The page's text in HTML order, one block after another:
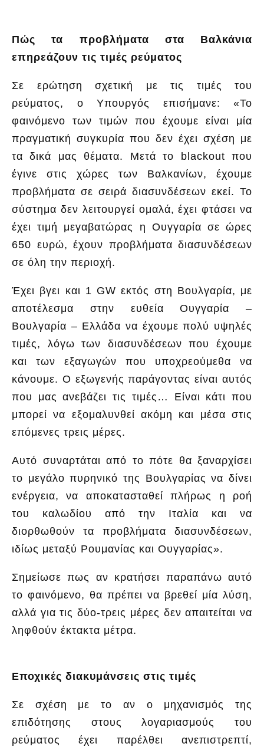
Πώς τα προβλήματα στα Βαλκάνια
επηρεάζουν τις τιμές ρεύματος
Σε ερώτηση σχετική με τις τιμές του
ρεύματος, ο Υπουργός επισήμανε: «Το
φαινόμενο των τιμών που έχουμε είναι μία
πραγματική συγκυρία που δεν έχει σχέση με
τα δικά μας θέματα. Μετά το blackout που
έγινε στις χώρες των Βαλκανίων, έχουμε
προβλήματα σε σειρά διασυνδέσεων εκεί. Το
σύστημα δεν λειτουργεί ομαλά, έχει φτάσει να
έχει τιμή μεγαβατώρας η Ουγγαρία σε ώρες
650 ευρώ, έχουν προβλήματα διασυνδέσεων
σε όλη την περιοχή.
Έχει βγει και 1 GW εκτός στη Βουλγαρία, με
αποτέλεσμα στην ευθεία Ουγγαρία –
Βουλγαρία – Ελλάδα να έχουμε πολύ υψηλές
τιμές, λόγω των διασυνδέσεων που έχουμε
και των εξαγωγών που υποχρεούμεθα να
κάνουμε. Ο εξωγενής παράγοντας είναι αυτός
που μας ανεβάζει τις τιμές… Είναι κάτι που
μπορεί να εξομαλυνθεί ακόμη και μέσα στις
επόμενες τρεις μέρες.
Αυτό συναρτάται από το πότε θα ξαναρχίσει
το μεγάλο πυρηνικό της Βουλγαρίας να δίνει
ενέργεια, να αποκατασταθεί πλήρως η ροή
του καλωδίου από την Ιταλία και να
διορθωθούν τα προβλήματα διασυνδέσεων,
ιδίως μεταξύ Ρουμανίας και Ουγγαρίας».
Σημείωσε πως αν κρατήσει παραπάνω αυτό
το φαινόμενο, θα πρέπει να βρεθεί μία λύση,
αλλά για τις δύο-τρεις μέρες δεν απαιτείται να
ληφθούν έκτακτα μέτρα.
Εποχικές διακυμάνσεις στις τιμές
Σε σχέση με το αν ο μηχανισμός της
επιδότησης στους λογαριασμούς του
ρεύματος έχει παρέλθει ανεπιστρεπτί,